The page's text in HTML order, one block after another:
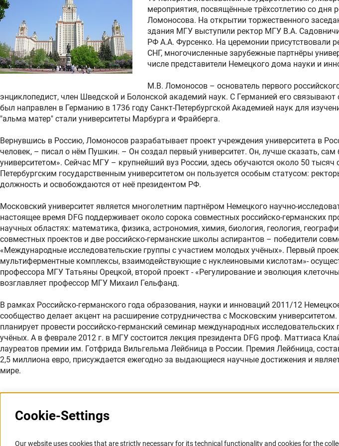
мероприятия, посвящённые трёхсотлетию со дня
Ломоносова. На открытии торжественного
здания МГУ выступили ректор МГУ В.А.
РФ А.А. Фурсенко. На церемонии присутствовали
СНГ, многочисленные зарубежные партнёры
числе представители Немецкого дома науки и
М.В. Ломоносов – основатель первого
энциклопедист, член Шведской и Болонской академий наук. С Германией его
был направлен в Германию в 1736 году Санкт-Петербургской Академией наук для
"альма матер" стали университеты Марбурга и Фрайберга.
Вернувшись в Россию, Ломоносов разрабатывает проект учреждения университета в
человек, – писал о нём Пушкин. – Он создал первый университет. Он, лучше сказать,
университетом». Сейчас МГУ – крупнейший вуз России, здесь обучаются около 50 тысяч
Петербургским государственным университетом он пользуется особым статусом:
должность и освобождаются от неё президентом РФ.
Московский университет является многолетним партнёром Немецкого научно-
настоящее время DFG поддерживает около сорока совместных российско-германских
научных областях: математика, физика, астрономия, химия, биология, геология,
совместных проектов и две российско-германские школы аспирантов – победители
«Международные исследовательские группы с участием молодых учёных». Первый
мультиферментные комплексы, взаимодействующие с нуклеиновыми кислотам»-
профессора МГУ Татьяны Орецкой, второй проект - «Регулирование и эволюция
возглавляет профессор МГУ Михаил Гельфанд.
В рамках Российско-германского года образования, науки и инноваций 2011/12
сообщество делает акцент на расширение сотрудничества с Московским
планирует провести российско-германский семинар международных
учёных. А в феврале 2012 г. в МГУ состоится лекция президента DFG проф. Маттиаса
лауреатов премии им. Готфрида Вильгельма Лейбница в России. Премия Лейбница,
2,5 миллиона евро, присуждается ежегодно за выдающиеся научные достижения и
мире.
Cookie-Settings
Our website uses cookies that are strictly necessary for its technical functionality and cookies for the